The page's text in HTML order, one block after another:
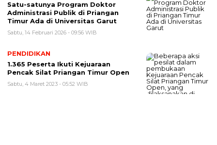
Satu-satunya Program Doktor
Administrasi Publik di Priangan
Timur Ada di Universitas Garut
Sabtu, 14 Februari 2026 - 09:56 WIB
PENDIDIKAN
1.365 Peserta Ikuti Kejuaraan
Pencak Silat Priangan Timur Open
Sabtu, 4 Maret 2023 - 05:52 WIB